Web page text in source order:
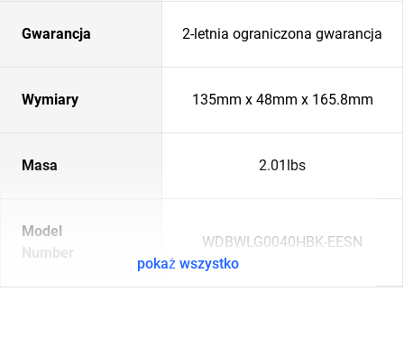
Gwarancja 2-letnia ograniczona gwarancja
Wymiary 135mm x 48mm x 165.8mm
Masa 2.01lbs
Model
Number
WDBWLG0040HBK-EESN
pokaż wszystko